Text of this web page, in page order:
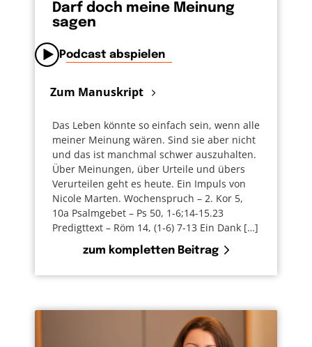
Darf doch meine Meinung
sagen
Podcast abspielen
Zum Manuskript
Das Leben könnte so einfach sein, wenn alle
meiner Meinung wären. Sind sie aber nicht
und das ist manchmal schwer auszuhalten.
Über Meinungen, über Urteile und übers
Verurteilen geht es heute. Ein Impuls von
Nicole Marten. Wochenspruch – 2. Kor 5,
10a Psalmgebet – Ps 50, 1-6;14-15.23
Predigttext – Röm 14, (1-6) 7-13 Ein Dank […]
zum kompletten Beitrag